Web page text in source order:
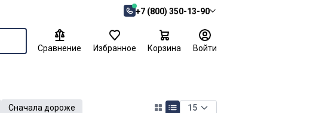
+7 (800) 350-13-90
Сравнение Избранное Корзина Войти
Сначала дороже 15